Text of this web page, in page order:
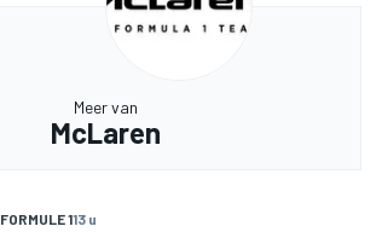
Meer van
McLaren
FORMULE 113 u